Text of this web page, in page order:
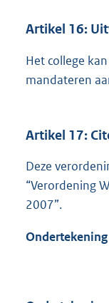
Artikel 16:
Het college
mandateren
Artikel 17:
Deze
“Verordening
2007”.
Ondertekening